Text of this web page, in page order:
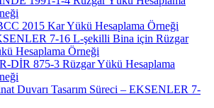
2015 Kar Yükü Hesaplama Örneği
7-16 L-şekilli Bina için Rüzgar
Hesaplama Örneği
DİR 875-3 Rüzgar Yükü Hesaplama
Duvarı Tasarım Süreci – EKSENLER 7-